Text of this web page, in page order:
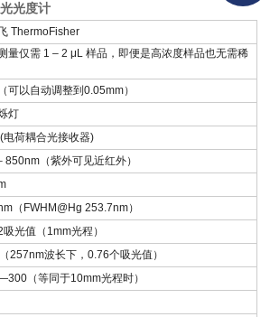
光度计
ThermoFisher
量仅需 1 – 2 μL 样品，即便是高浓度样品也无需稀
可以自动调整到0.05mm）
灯
电荷耦合光接收器)
850nm（紫外可见近红外）
（FWHM@Hg 253.7nm）
光值（1mm光程）
257nm波长下，0.76个吸光值）
（等同于10mm光程时）